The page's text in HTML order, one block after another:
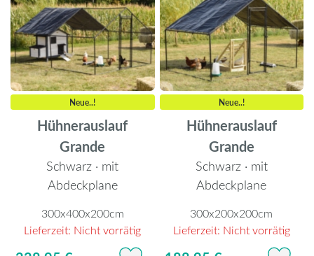
Neue..!
Hühnerauslauf
Grande
Schwarz · mit
Abdeckplane
300x400x200cm
Lieferzeit: Nicht vorrätig
Neue..!
Hühnerauslauf
Grande
Schwarz · mit
Abdeckplane
300x200x200cm
Lieferzeit: Nicht vorrätig